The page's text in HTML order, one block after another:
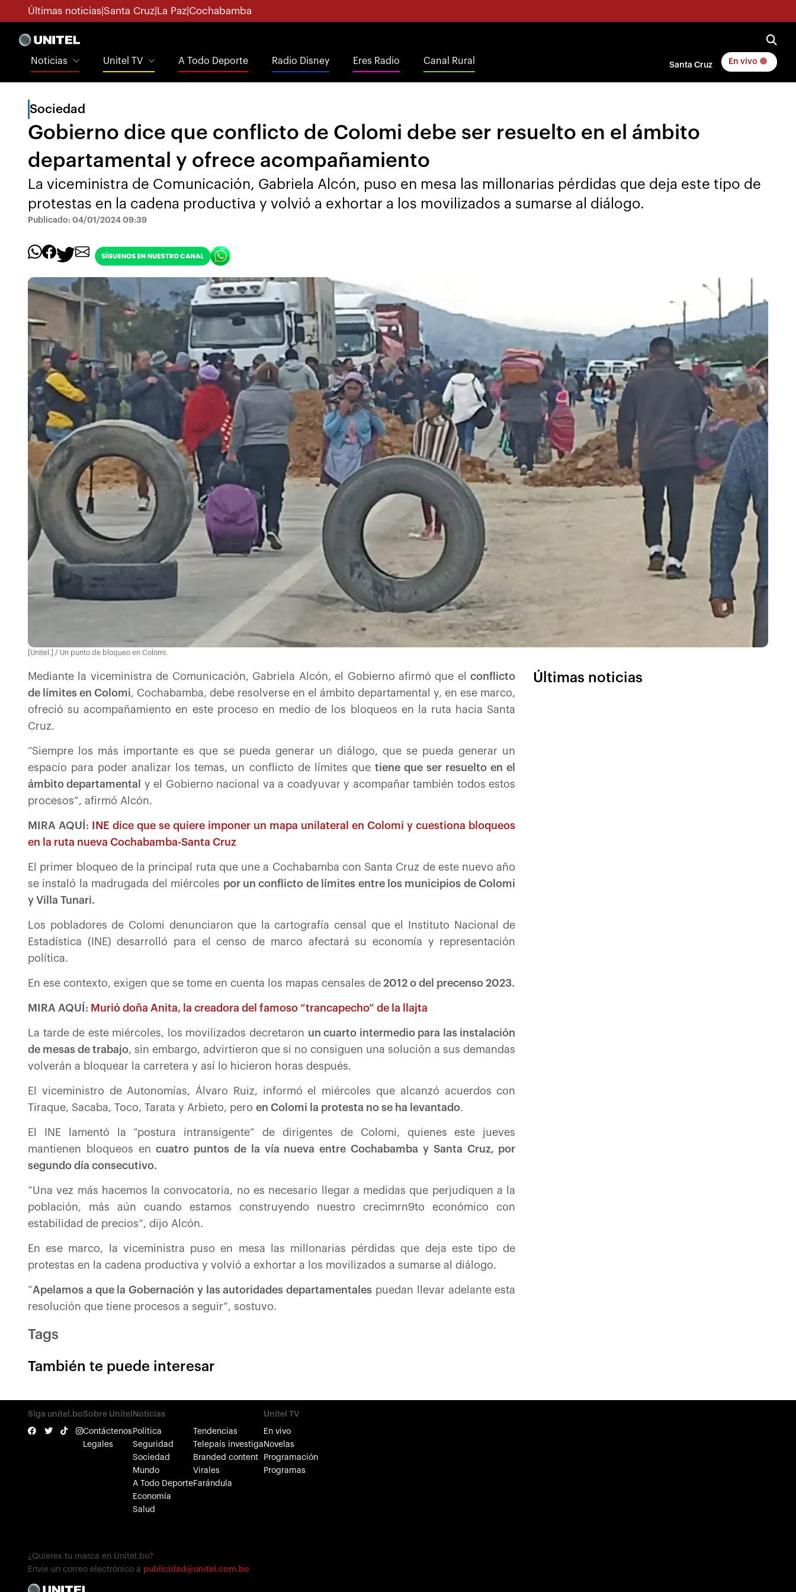
Últimas noticias Santa Cruz La Paz Cochabamba
Noticias Unitel TV A Todo Deporte Radio Disney Eres Radio Canal Rural Santa Cruz En vivo
Sociedad
Gobierno dice que conflicto de Colomi debe ser resuelto en el ámbito
departamental y ofrece acompañamiento
La viceministra de Comunicación, Gabriela Alcón, puso en mesa las millonarias pérdidas que deja este tipo de
protestas en la cadena productiva y volvió a exhortar a los movilizados a sumarse al diálogo.
Publicado: 04/01/2024 09:39
[Unitel.] / Un punto de bloqueo en Colomi.
Mediante la viceministra de Comunicación, Gabriela Alcón, el Gobierno afirmó que elconflicto
de límites en Colomi, Cochabamba, debe resolverse en el ámbito departamental y, en ese marco,
ofreció su acompañamiento en este proceso en medio de los bloqueos en la ruta hacia Santa
Cruz.
“Siempre los más importante es que se pueda generar un diálogo, que se pueda generar un
espacio para poder analizar los temas, un conflicto de límites que tiene que ser resuelto en el
ámbito departamental
y el Gobierno nacional va a coadyuvar y acompañar también todos estos
procesos”, afirmó Alcón.
MIRA AQUÍ:
INE dice que se quiere imponer un mapa unilateral en Colomi y cuestiona bloqueos
en la ruta nueva Cochabamba-Santa Cruz
El primer bloqueo de la principal ruta que une a Cochabamba con Santa Cruz de este nuevo año
se instaló la madrugada del miércoles por un conflicto de límites entre los municipios de Colomi
y Villa Tunari.
Los pobladores de Colomi denunciaron que la cartografía censal que el Instituto Nacional de
Estadística (INE) desarrolló para el censo de marco afectará su economía y representación
política.
En ese contexto, exigen que se tome en cuenta los mapas censales de 2012 o del precenso 2023.
MIRA AQUÍ: Murió doña Anita, la creadora del famoso “trancapecho” de la llajta
La tarde de este miércoles, los movilizados decretaron un cuarto intermedio para las instalación
de mesas de trabajo, sin embargo, advirtieron que si no consiguen una solución a sus demandas
volverán a bloquear la carretera y así lo hicieron horas después.
El viceministro de Autonomías, Álvaro Ruiz, informó el miércoles que alcanzó acuerdos con
Tiraque, Sacaba, Toco, Tarata y Arbieto, pero en Colomi la protesta no se ha levantado.
El INE lamentó la “postura intransigente” de dirigentes de Colomi, quienes este jueves
mantienen bloqueos encuatro puntos de la vía nueva entre Cochabamba y Santa Cruz, por
segundo día consecutivo.
“Una vez más hacemos la convocatoria, no es necesario llegar a medidas que perjudiquen a la
población, más aún cuando estamos construyendo nuestro crecimrn9to económico con
estabilidad de precios”, dijo Alcón.
En ese marco, la viceministra puso en mesa las millonarias pérdidas que deja este tipo de
protestas en la cadena productiva y volvió a exhortar a los movilizados a sumarse al diálogo.
“Apelamos a que la Gobernación y las autoridades departamentales puedan llevar adelante esta
resolución que tiene procesos a seguir”, sostuvo.
Tags
Últimas noticias
También te puede interesar
Siga unitel.boSobre Unitel
Contáctenos
Legales
Noticias
Política
Seguridad
Sociedad
Mundo
A Todo Deporte
Economía
Salud
Tendencias
Telepaís investiga
Branded content
Virales
Farándula
Unitel TV
En vivo
Novelas
Programación
Programas
¿Quieres tu marca en Unitel.bo?
Envíe un correo electrónico a publicidad@unitel.com.bo